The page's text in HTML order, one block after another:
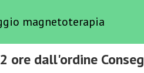
magnetoterapia
ore dall'ordine